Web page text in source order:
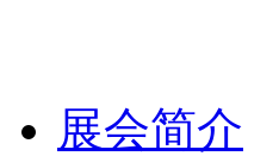
展会简介